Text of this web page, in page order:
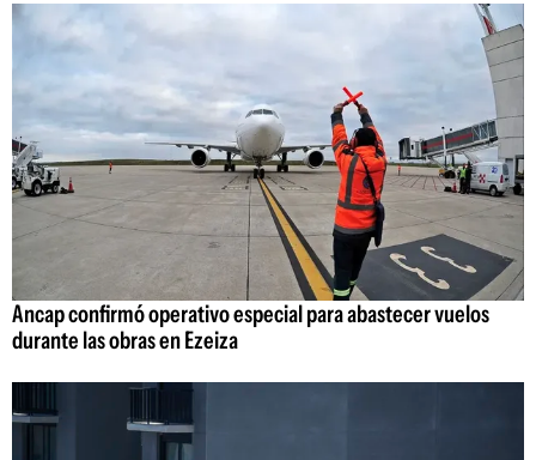
Ancap confirmó operativo especial para abastecer vuelos
durante las obras en Ezeiza